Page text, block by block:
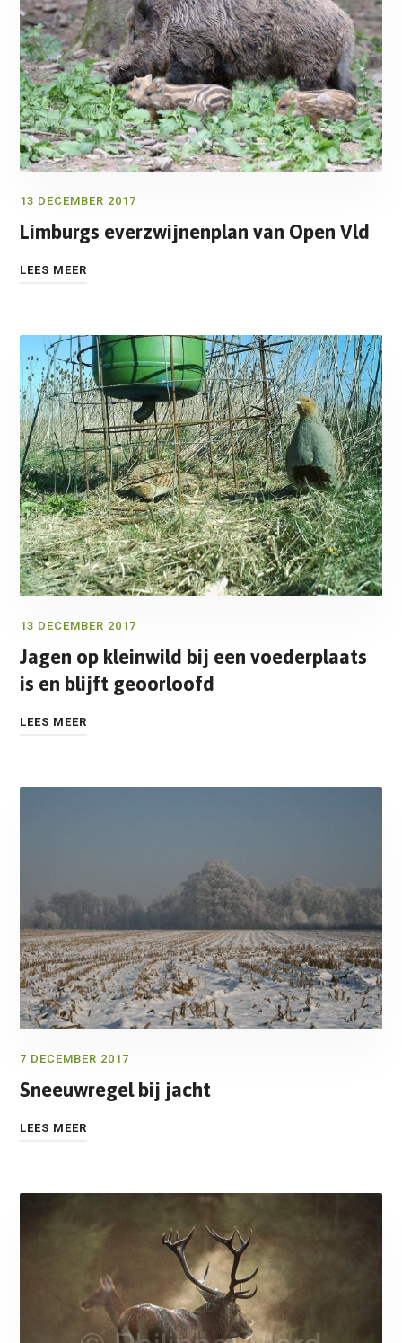
13 DECEMBER 2017
Limburgs everzwijnenplan van Open Vld
LEES MEER
13 DECEMBER 2017
Jagen op kleinwild bij een voederplaats
is en blijft geoorloofd
LEES MEER
7 DECEMBER 2017
Sneeuwregel bij jacht
LEES MEER